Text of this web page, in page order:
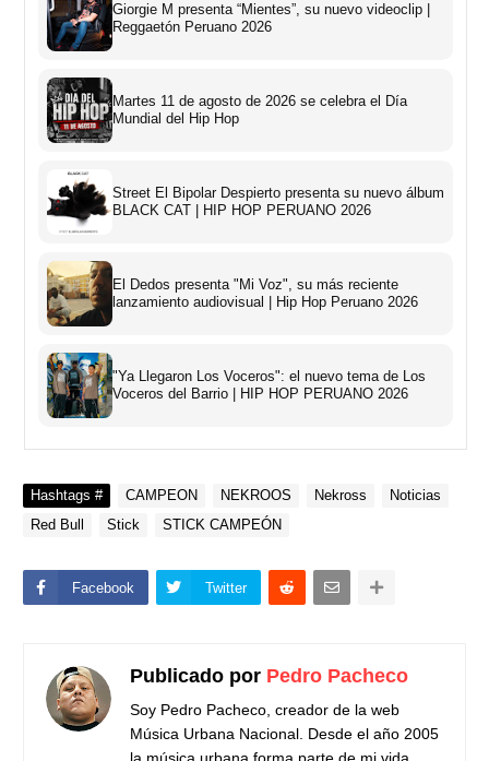
Giorgie M presenta “Mientes”, su nuevo videoclip |
Reggaetón Peruano 2026
Martes 11 de agosto de 2026 se celebra el Día
Mundial del Hip Hop
Street El Bipolar Despierto presenta su nuevo álbum
BLACK CAT | HIP HOP PERUANO 2026
El Dedos presenta "Mi Voz", su más reciente
lanzamiento audiovisual | Hip Hop Peruano 2026
"Ya Llegaron Los Voceros": el nuevo tema de Los
Voceros del Barrio | HIP HOP PERUANO 2026
Hashtags # CAMPEON NEKROOS Nekross
Noticias
Red Bull
Stick STICK CAMPEÓN
Facebook Twitter
Publicado por Pedro Pacheco
Soy Pedro Pacheco, creador de la web
Música Urbana Nacional. Desde el año 2005